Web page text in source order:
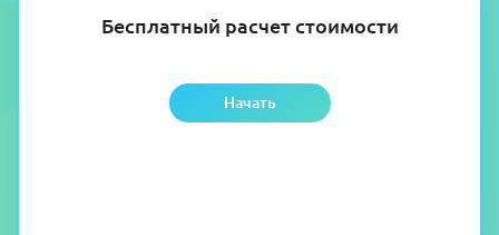
Бесплатный расчет стоимости
Начать